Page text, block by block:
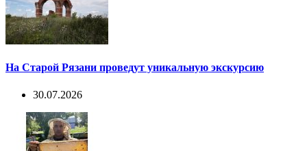
На Старой Рязани проведут уникальную экскурсию
30.07.2026